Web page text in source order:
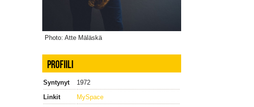
Photo: Atte Mäläskä
PROFIILI
Syntynyt
1972
Linkit
MySpace